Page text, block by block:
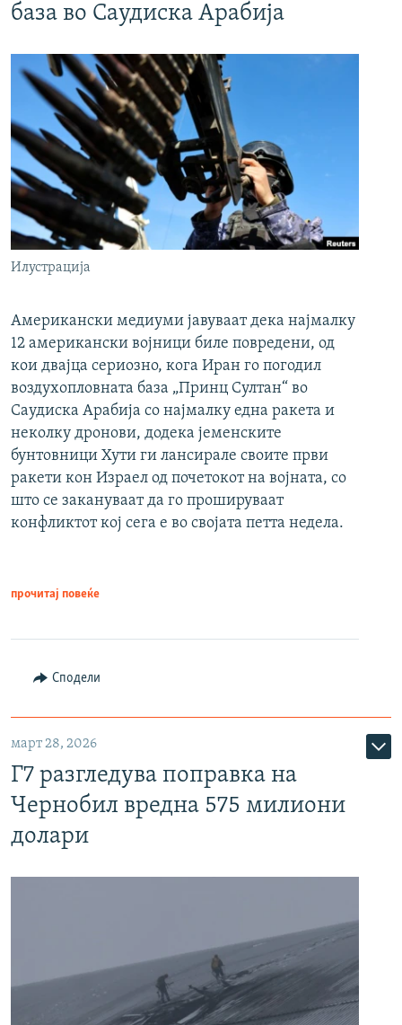
база во Саудиска Арабија
Илустрација
Американски медиуми јавуваат дека најмалку
12 американски војници биле повредени, од
кои двајца сериозно, кога Иран го погодил
воздухопловната база „Принц Султан“ во
Саудиска Арабија со најмалку една ракета и
неколку дронови, додека јеменските
бунтовници Хути ги лансирале своите први
ракети кон Израел од почетокот на војната, со
што се закануваат да го прошируваат
конфликтот кој сега е во својата петта недела.
прочитај повеќе
Сподели
март 28, 2026
Г7 разгледува поправка на
Чернобил вредна 575 милиони
долари